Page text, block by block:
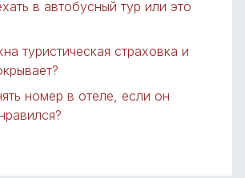
в автобусный тур или это
туристическая страховка и
номер в отеле, если он